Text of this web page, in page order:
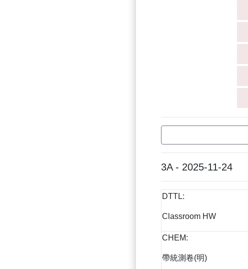
3A - 2025-11-24
DTTL:
Classroom HW
CHEM:
帶統測卷(明)